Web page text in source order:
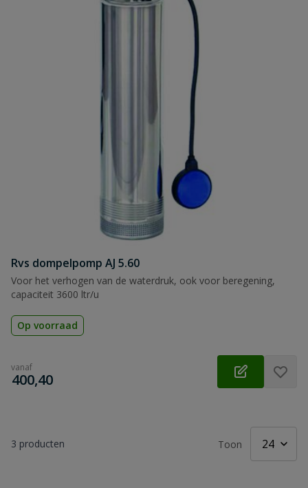
Rvs dompelpomp AJ 5.60
Voor het verhogen van de waterdruk, ook voor beregening,
capaciteit 3600 ltr/u
Op voorraad
vanaf
€
400,40
3 producten Toon